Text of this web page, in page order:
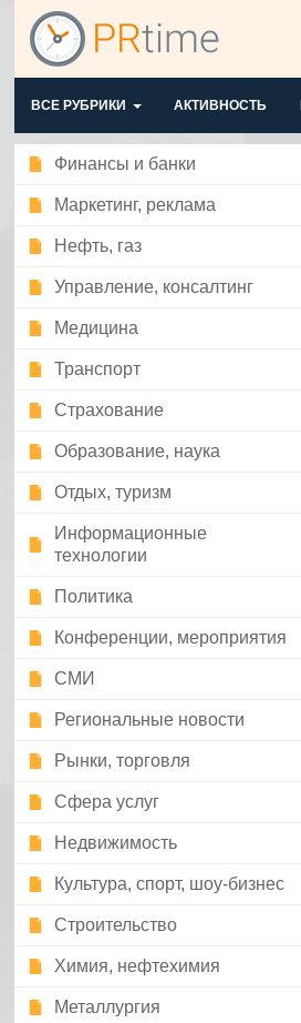
ВСЕ РУБРИКИ АКТИВНОСТЬ
Финансы и банки
Маркетинг, реклама
Нефть, газ
Управление, консалтинг
Медицина
Транспорт
Страхование
Образование, наука
Отдых, туризм
Информационные
технологии
Политика
Конференции, мероприятия
СМИ
Региональные новости
Рынки, торговля
Сфера услуг
Недвижимость
Культура, спорт, шоу-бизнес
Строительство
Химия, нефтехимия
Металлургия